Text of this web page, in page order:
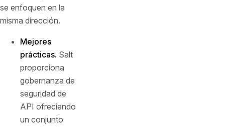
se enfoquen en la
misma dirección.
Mejores
prácticas. Salt
proporciona
gobernanza de
seguridad de
API ofreciendo
un conjunto